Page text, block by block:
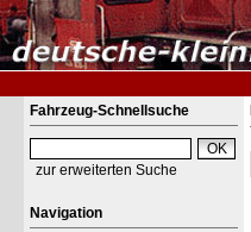
Fahrzeug-Schnellsuche
zur erweiterten Suche
Navigation